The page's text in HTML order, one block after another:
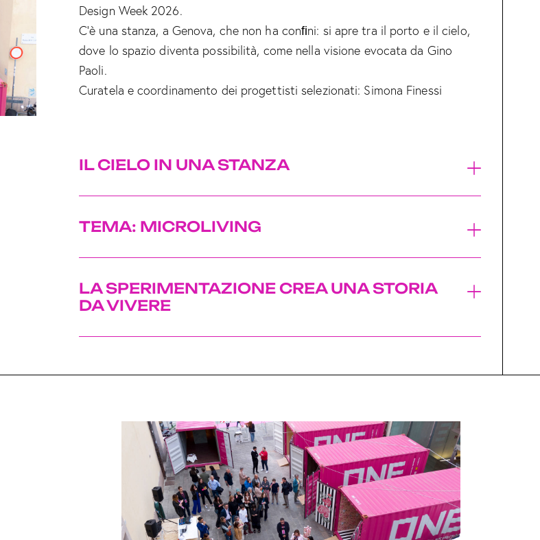
Design Week 2026.
C’è una stanza, a Genova, che non ha conﬁni: si apre tra il porto e il cielo,
dove lo spazio diventa possibilità, come nella visione evocata da Gino
Paoli.
Curatela e coordinamento dei progettisti selezionati: Simona Finessi
IL CIELO IN UNA STANZA
TEMA: MICROLIVING
LA SPERIMENTAZIONE CREA UNA STORIA
DA VIVERE